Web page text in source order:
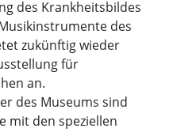
des Krankheitsbildes
des
zukünftig wieder
für
an.
des Museums sind
mit den speziellen